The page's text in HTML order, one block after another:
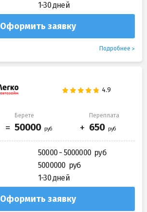
1-30 дней
Оформить заявку
Подробнее
Берете Переплата
50000 - 5000000
5000000
1-30 дней
Оформить заявку